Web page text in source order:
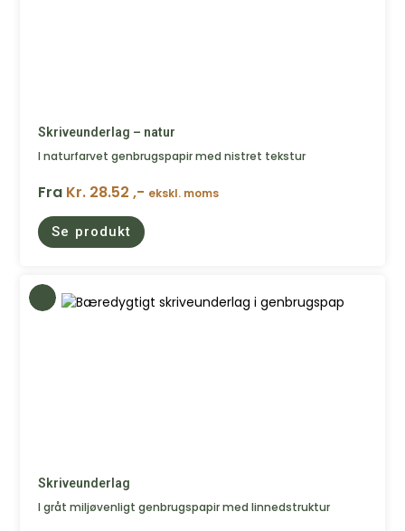
Skriveunderlag – natur
I naturfarvet genbrugspapir med nistret tekstur
Fra Kr. 28.52 ,- ekskl. moms
Se produkt
Skriveunderlag
I gråt miljøvenligt genbrugspapir med linnedstruktur